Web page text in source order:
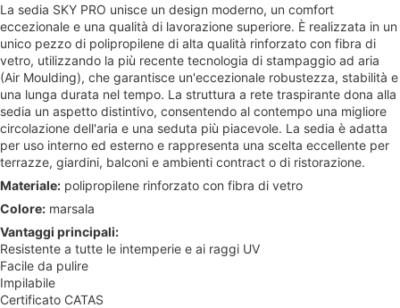
La sedia SKY PRO unisce un design moderno, un comfort
eccezionale e una qualità di lavorazione superiore. È realizzata in un
unico pezzo di polipropilene di alta qualità rinforzato con fibra di
vetro, utilizzando la più recente tecnologia di stampaggio ad aria
(Air Moulding), che garantisce un'eccezionale robustezza, stabilità e
una lunga durata nel tempo. La struttura a rete traspirante dona alla
sedia un aspetto distintivo, consentendo al contempo una migliore
circolazione dell'aria e una seduta più piacevole. La sedia è adatta
per uso interno ed esterno e rappresenta una scelta eccellente per
terrazze, giardini, balconi e ambienti contract o di ristorazione.
Materiale: polipropilene rinforzato con fibra di vetro
Colore: marsala
Vantaggi principali:
Resistente a tutte le intemperie e ai raggi UV
Facile da pulire
Impilabile
Certificato CATAS